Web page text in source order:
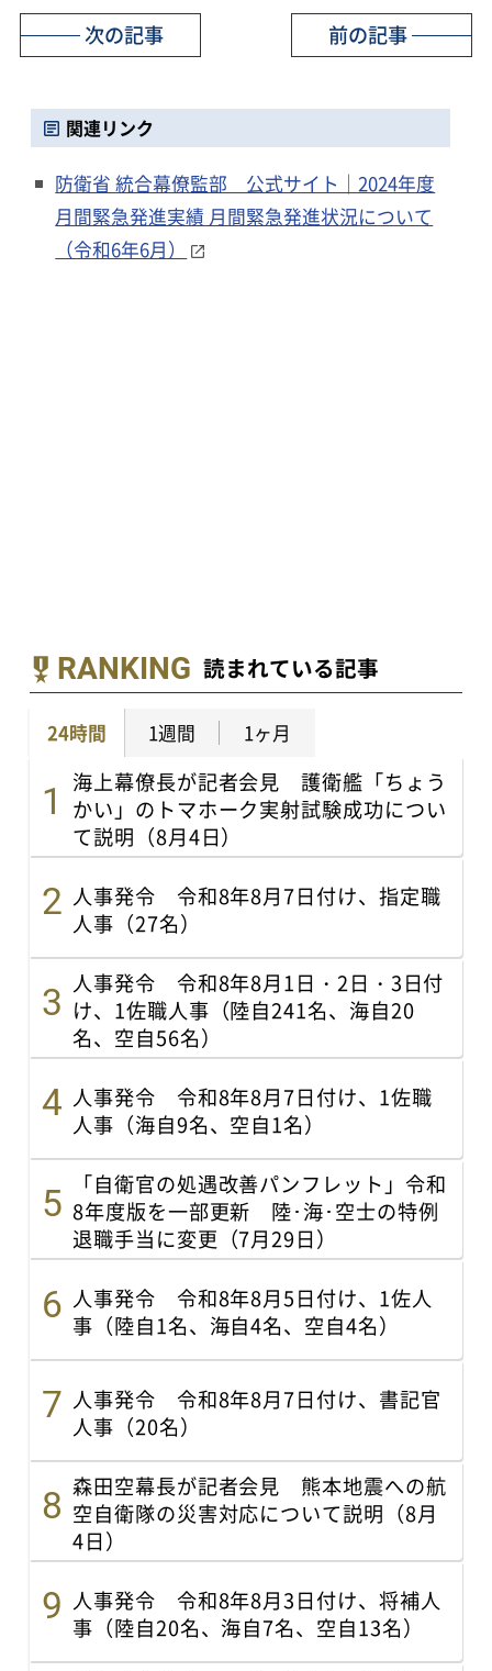
前の記事
次の記事
関連リンク
防衛省 統合幕僚監部 公式サイト｜2024年度
月間緊急発進実績 月間緊急発進状況について
（令和6年6月）
RANKING 読まれている記事
24時間 1週間 1ヶ月
海上幕僚長が記者会見 護衛艦「ちょう
かい」のトマホーク実射試験成功につい
て説明（8月4日）
人事発令 令和8年8月7日付け、指定職
人事（27名）
人事発令 令和8年8月1日・2日・3日付
け、1佐職人事（陸自241名、海自20
名、空自56名）
人事発令 令和8年8月7日付け、1佐職
人事（海自9名、空自1名）
「自衛官の処遇改善パンフレット」令和
8年度版を一部更新 陸･海･空士の特例
退職手当に変更（7月29日）
人事発令 令和8年8月5日付け、1佐人
事（陸自1名、海自4名、空自4名）
人事発令 令和8年8月7日付け、書記官
人事（20名）
森田空幕長が記者会見 熊本地震への航
空自衛隊の災害対応について説明（8月
4日）
人事発令 令和8年8月3日付け、将補人
事（陸自20名、海自7名、空自13名）